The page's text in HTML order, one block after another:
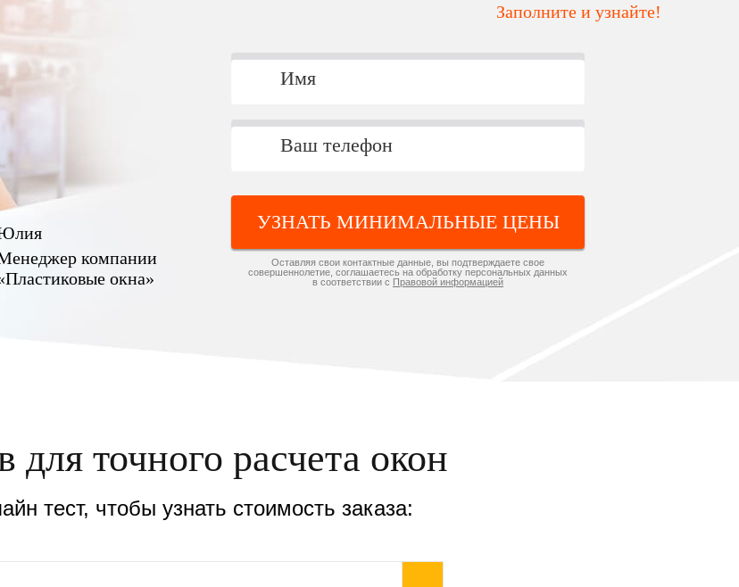
компании
окна»
Заполните и узнайте!
УЗНАТЬ МИНИМАЛЬНЫЕ ЦЕНЫ
Оставляя свои контактные данные, вы подтверждаете свое
совершеннолетие, соглашаетесь на обработку персональных данных
в соответствии с Правовой информацией
для точного расчета окон
тест, чтобы узнать стоимость заказа: